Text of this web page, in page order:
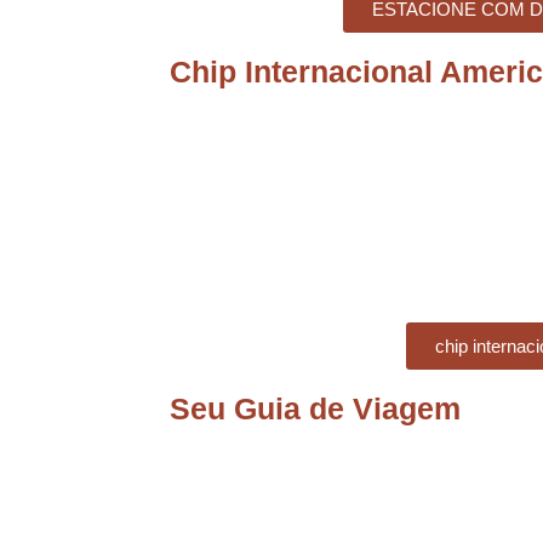
ESTACIONE COM
Chip Internacional
chip
Seu Guia de Viagem